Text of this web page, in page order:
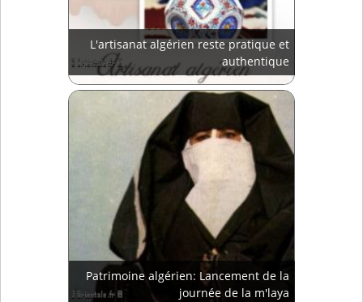
L'artisanat algérien reste pratique et
authentique
Patrimoine algérien: Lancement de la
journée de la m'laya